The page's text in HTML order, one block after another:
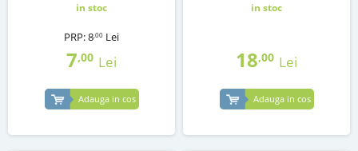
in stoc
PRP:8,00 Lei
7,00 Lei
Adauga in cos
in stoc
18,00 Lei
Adauga in cos